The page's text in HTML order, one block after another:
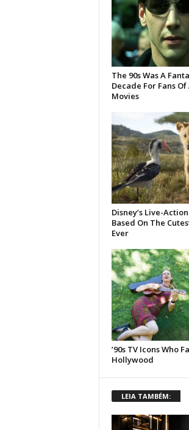
LEIA TAMBÉM: